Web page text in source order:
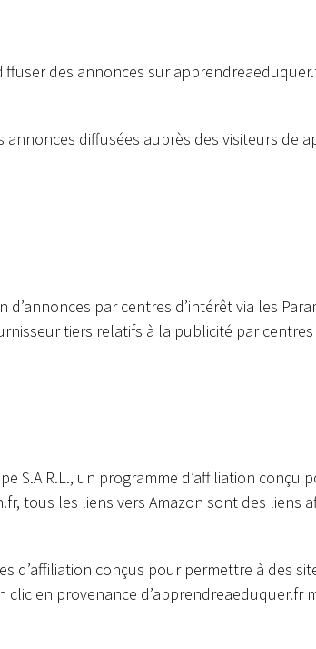
des annonces sur
diffusées auprès des visiteurs de
par centres d’intérêt via les
tiers relatifs à la publicité par
S.A R.L., un programme d’affiliation conçu
tous les liens vers Amazon sont des liens
d’affiliation conçus pour permettre à des
en provenance d’apprendreaeduquer.fr